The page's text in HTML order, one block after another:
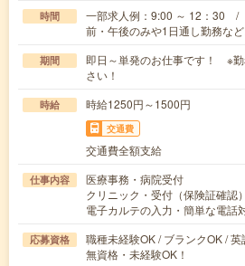
時間
一部求人例：9:00 ～ 12：30
前・午後のみや1日通し勤務な
期間
即日～単発のお仕事です！ ※
さい！
時給 時給1250円～1500円
交通費
交通費全額支給
仕事内容
医療事務・病院受付
クリニック・受付（保険証確認
電子カルテの入力・簡単な電
応募資格
職種未経験OK / ブランクOK /
無資格・未経験OK！